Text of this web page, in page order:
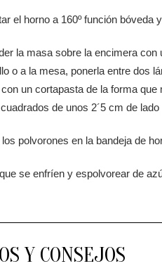
el horno a 160º función bóveda
la masa sobre la encimera
o a la mesa, ponerla entre dos
un cortapasta de la forma
de unos 2´5 cm de
los polvorones en la bandeja de
se enfríen y espolvorear de
Y CONSEJOS